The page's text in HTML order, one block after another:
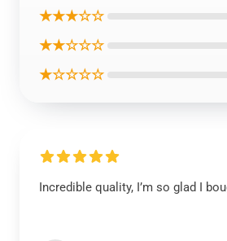
★★★☆☆
★★☆☆☆
★☆☆☆☆
Incredible quality, I’m so glad I